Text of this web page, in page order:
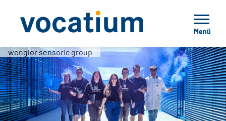
Menü
wenglor sensoric group